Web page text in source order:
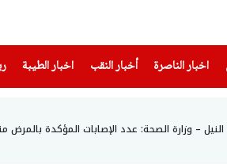
اخبار الناصرة
(current) أخبار النقب اخبار الطيبة(current)
– وزارة الصحة: عدد الإصابات المؤكدة بالمرض